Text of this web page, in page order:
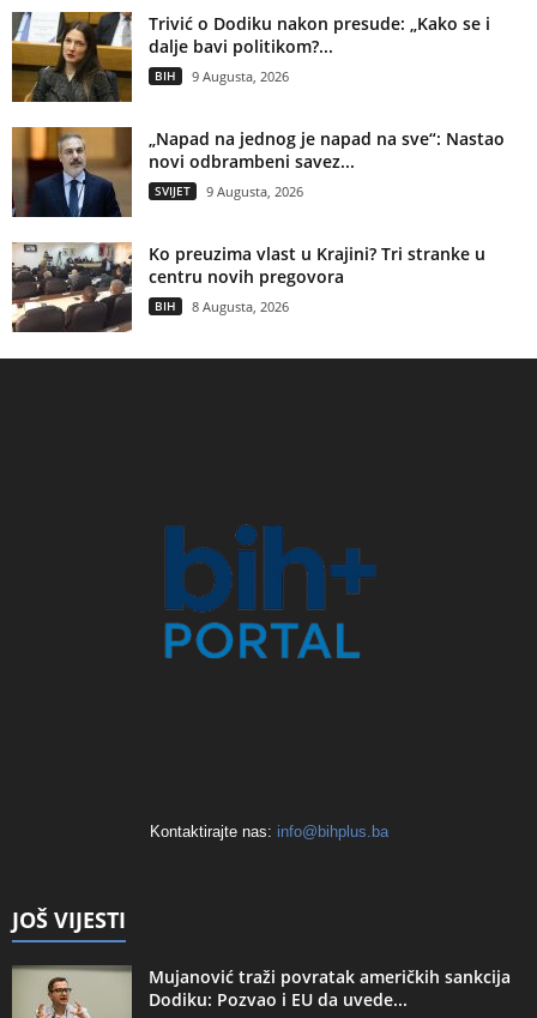
Trivić o Dodiku nakon presude: „Kako se i
dalje bavi politikom?...
BIH 9 Augusta, 2026
„Napad na jednog je napad na sve“: Nastao
novi odbrambeni savez...
SVIJET 9 Augusta, 2026
Ko preuzima vlast u Krajini? Tri stranke u
centru novih pregovora
BIH 8 Augusta, 2026
Kontaktirajte nas: info@bihplus.ba
JOŠ VIJESTI
Mujanović traži povratak američkih sankcija
Dodiku: Pozvao i EU da uvede...